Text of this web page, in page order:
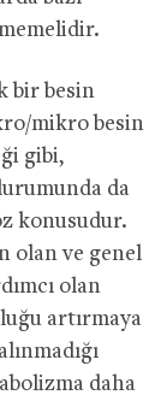
bir besin
mikro besin
gibi,
da
konusudur.
olan ve genel
olan
artırmaya
daha